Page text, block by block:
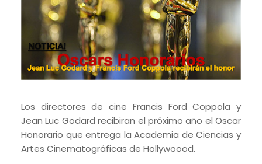
Los directores de cine Francis Ford Coppola y
Jean Luc Godard recibiran el próximo año el Oscar
Honorario que entrega la Academia de Ciencias y
Artes Cinematográficas de Hollywoood.